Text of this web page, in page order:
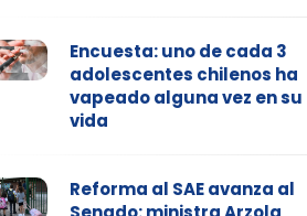
Encuesta: uno de cada 3
adolescentes chilenos ha
vapeado alguna vez en su
vida
Reforma al SAE avanza al